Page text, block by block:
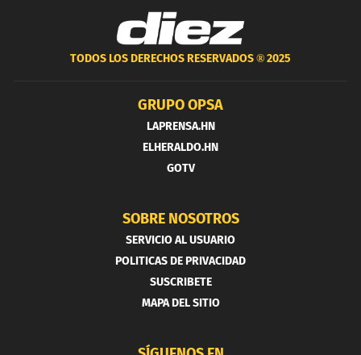
TODOS LOS DERECHOS RESERVADOS ®2025
GRUPO OPSA
LAPRENSA.HN
ELHERALDO.HN
GOTV
SOBRE NOSOTROS
SERVICIO AL USUARIO
POLITICAS DE PRIVACIDAD
SUSCRIBETE
MAPA DEL SITIO